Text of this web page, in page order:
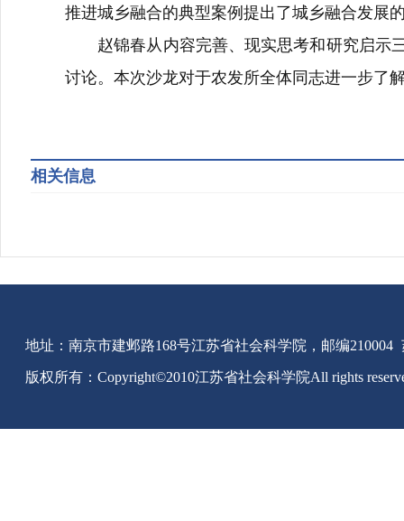
推进城乡融合的典型案例提出了城乡融合发展
赵锦春从内容完善、现实思考和研究启示三
讨论。本次沙龙对于农发所全体同志进一步了
相关信息
地址：南京市建邺路168号江苏省社会科学院，邮编210004
版权所有：Copyright©2010江苏省社会科学院All rights